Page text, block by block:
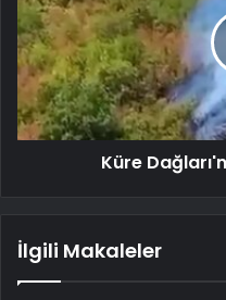
Küre
İlgili Makaleler